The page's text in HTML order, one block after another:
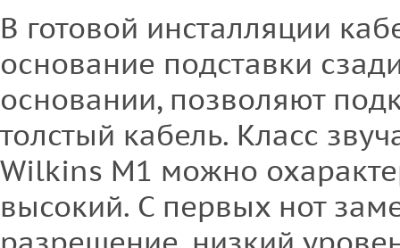
В готовой инсталляции
основание подставки
основании, позволяют
толстый кабель. Класс
Wilkins М1 можно
высокий. С первых нот